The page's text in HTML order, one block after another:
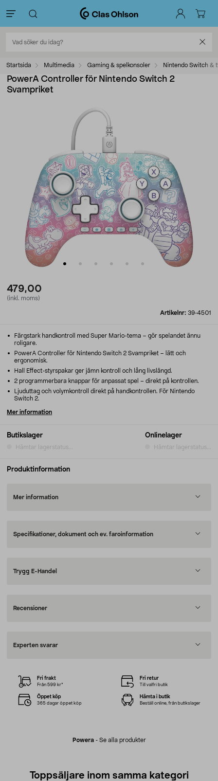
Startsida Multimedia Gaming & spelkonsoler Nintendo Switch &
PowerA Controller för Nintendo Switch 2
Svampriket
479,00
(inkl. moms)
Artikelnr: 39-4501
Butikslager
Hämtar lagerstatus...
Onlinelager
Hämtar lagerstatus...
Färgstark handkontroll med Super Mario-tema – gör spelandet ännu
roligare.
PowerA Controller för Nintendo Switch 2 Svampriket – lätt och
ergonomisk.
Hall Effect-styrspakar ger jämn kontroll och lång livslängd.
2 programmerbara knappar för anpassat spel – direkt på kontrollen.
Ljuduttag och volymkontroll direkt på handkontrollen. För Nintendo
Switch 2.
Mer information
Produktinformation
Mer information
Specifikationer, dokument och ev. faroinformation
Trygg E-Handel
Recensioner
Experten svarar
Powera- Se alla produkter
Fri frakt
Från 599 kr*
Fri retur
Till valfri butik
Öppet köp
365 dagar öppet köp
Hämta i butik
Beställ online, från butikslager
Toppsäljare inom samma kategori